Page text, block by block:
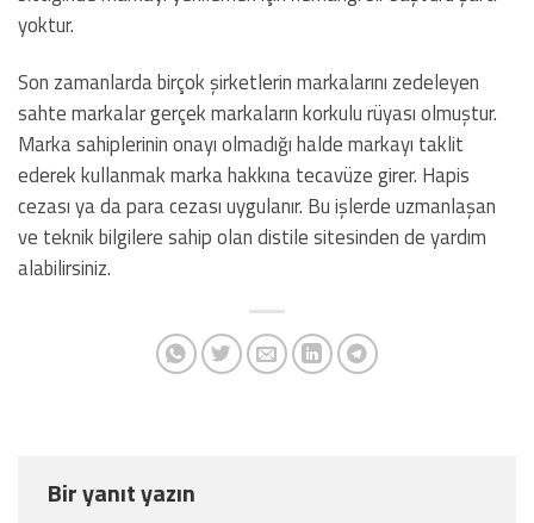
yoktur.
Son zamanlarda birçok şirketlerin markalarını zedeleyen
sahte markalar gerçek markaların korkulu rüyası olmuştur.
Marka sahiplerinin onayı olmadığı halde markayı taklit
ederek kullanmak marka hakkına tecavüze girer. Hapis
cezası ya da para cezası uygulanır. Bu işlerde uzmanlaşan
ve teknik bilgilere sahip olan distile sitesinden de yardım
alabilirsiniz.
Bir yanıt yazın